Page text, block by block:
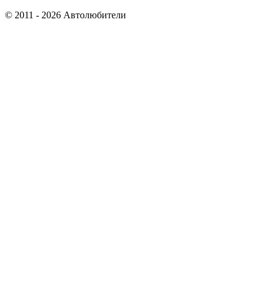
© 2011 - 2026 Автолюбители